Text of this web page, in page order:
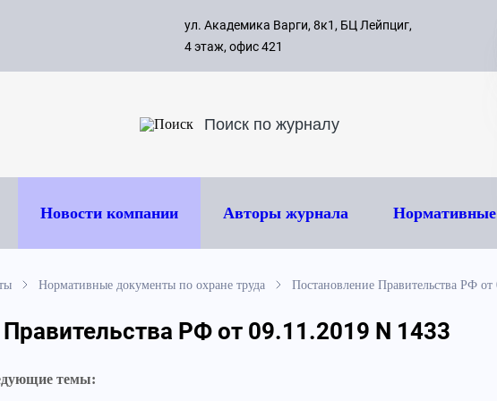
с 09:00
8 495
ул. Академика Варги, 8к1, БЦ Лейпциг,
4 этаж, офис 421
Новости компании Авторы журнала
Нормативные документы по охране труда Постановление Правительства РФ
РФ от 09.11.2019 N 1433
темы: